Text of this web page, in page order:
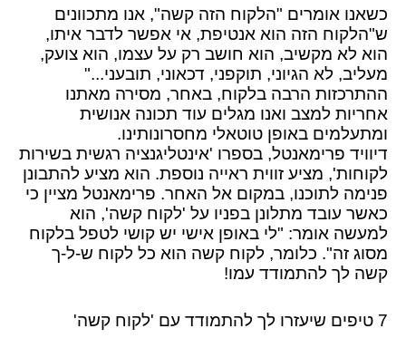
כשאנו אומרים "הלקוח הזה קשה", אנו מתכוונים
ש"הלקוח הזה הוא אנטיפת, אי אפשר לדבר איתו,
הוא לא מקשיב, הוא חושב רק על עצמו, הוא צועק,
מעליב, לא הגיוני, תוקפני, דכאוני, תובעני..."
ההתרכזות הרבה בלקוח, באחר, מסירה מאתנו
אחריות למצב ואנו מגלים עוד תכונה אנושית
ומתעלמים באופן טוטאלי מחסרונותינו.
דיוויד פרימאנטל, בספרו 'אינטליגנציה רגשית בשירות
לקוחות', מציע זווית ראייה נוספת. הוא מציע להתבונן
פנימה לתוכנו, במקום אל האחר. פרימאנטל מציין כי
כאשר עובד מתלונן בפניו על 'לקוח קשה', הוא
למעשה אומר: "לי באופן אישי יש קושי לטפל בלקוח
מסוג זה". כלומר, לקוח קשה הוא כל לקוח ש-ל-ך
קשה לך להתמודד עמו!
7 טיפים שיעזרו לך להתמודד עם 'לקוח קשה'